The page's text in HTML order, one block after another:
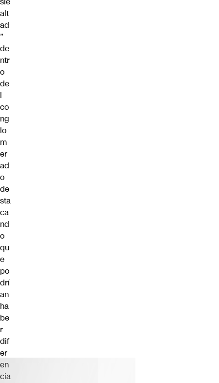
alt
ad
”
de
ntr
o
de
l
co
ng
lo
m
er
ad
o
de
sta
ca
nd
o
qu
e
po
drí
an
ha
be
r
dif
er
en
cia